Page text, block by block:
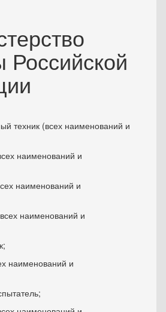
Российской
техник (всех наименований и
наименований и
наименований и
наименований и
наименований и